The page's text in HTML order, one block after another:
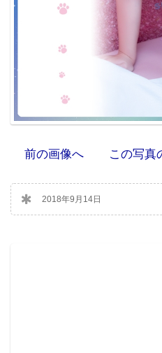
前の画像へ この写真
2018年9月14日